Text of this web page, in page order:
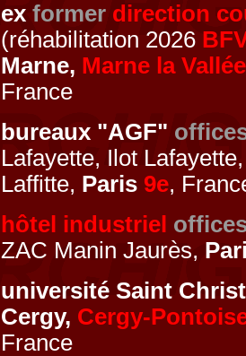
ex former direction
(réhabilitation 2026
Marne, Marne la Vallée
France
bureaux "AGF"
Lafayette, Ilot
Laffitte, Paris 9e,
hôtel industriel
ZAC Manin Jaurès,
université Saint
Cergy, Cergy-
France